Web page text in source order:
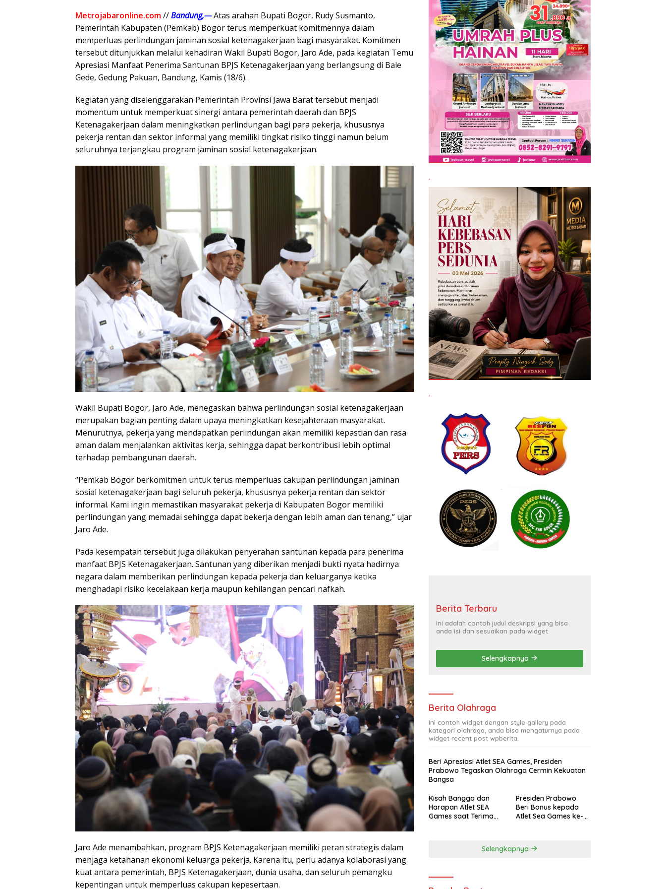
Pemerintah Kabupaten (Pemkab) Bogor terus memperkuat komitmennya dalam
memperluas perlindungan jaminan sosial ketenagakerjaan bagi masyarakat. Komitmen
tersebut ditunjukkan melalui kehadiran Wakil Bupati Bogor, Jaro Ade, pada kegiatan Temu
Apresiasi Manfaat Penerima Santunan BPJS Ketenagakerjaan yang berlangsung di Bale
Gede, Gedung Pakuan, Bandung, Kamis (18/6).
momentum untuk memperkuat sinergi antara pemerintah daerah dan BPJS
Ketenagakerjaan dalam meningkatkan perlindungan bagi para pekerja, khususnya
pekerja rentan dan sektor informal yang memiliki tingkat risiko tinggi namun belum
seluruhnya terjangkau program jaminan sosial ketenagakerjaan.
merupakan bagian penting dalam upaya meningkatkan kesejahteraan masyarakat.
Menurutnya, pekerja yang mendapatkan perlindungan akan memiliki kepastian dan rasa
aman dalam menjalankan aktivitas kerja, sehingga dapat berkontribusi lebih optimal
terhadap pembangunan daerah.
sosial ketenagakerjaan bagi seluruh pekerja, khususnya pekerja rentan dan sektor
informal. Kami ingin memastikan masyarakat pekerja di Kabupaten Bogor memiliki
perlindungan yang memadai sehingga dapat bekerja dengan lebih aman dan tenang,” ujar
Jaro Ade.
manfaat BPJS Ketenagakerjaan. Santunan yang diberikan menjadi bukti nyata hadirnya
negara dalam memberikan perlindungan kepada pekerja dan keluarganya ketika
menghadapi risiko kecelakaan kerja maupun kehilangan pencari nafkah.
menjaga ketahanan ekonomi keluarga pekerja. Karena itu, perlu adanya kolaborasi yang
kuat antara pemerintah, BPJS Ketenagakerjaan, dunia usaha, dan seluruh pemangku
kepentingan untuk memperluas cakupan kepesertaan.
.
.
Ini adalah contoh judul deskripsi yang bisa
anda isi dan sesuaikan pada widget
Selengkapnya
Berita Olahraga
Ini contoh widget dengan style gallery pada
kategori olahraga, anda bisa mengaturnya pada
widget recent post wpberita.
Prabowo Tegaskan Olahraga Cermin Kekuatan
Bangsa
Harapan Atlet SEA
Games saat Terima
Apresiasi Presiden
Beri Bonus kepada
Atlet Sea Games ke-
33 Thailand Total
Popular Post